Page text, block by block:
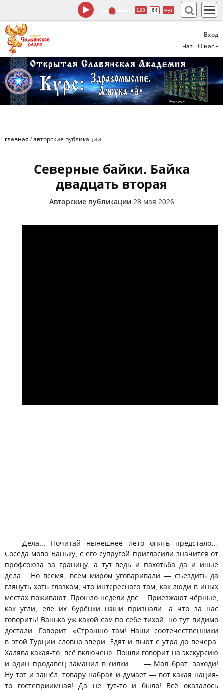
Вход
Чат
О нас
128 64 муз
главная /авторские публикации
Северные байки. Байка
двадцать вторая
Авторские публикации 28 мая 2026
Дела... Почитай нынешнее лето опять предстало…
Соседа мово Ваньку, с его супругой пригласили значится от
профсоюза за границу, а тут ведь и пахотьба да и иные
дела... Но всемя, всем миром уговаривали — съездить да
глянуть хоть глазком, что интересного там, как люди в иных
местах поживают. Прошло недели две... Приезжают чёрные,
как угли, еле их бурёнки наши признали, а что за нас
говорить! Ванька уж какой сам по себе тихой, но тут видимо
достали. Говорит: «Страшно там! Наши соотечественники
в этой Турции словно звери. Едят и пьют с утра до вечера.
Халява какая-то, всё включено. Пошли говорит на экскурсию
и один продавец заманил в силки... — Мол брат, заходи!
Ну тот и зашёл, товару набрал и думает — вот какая нация-
то гостеприимная! Да не тут-то и было! Всё оказалось